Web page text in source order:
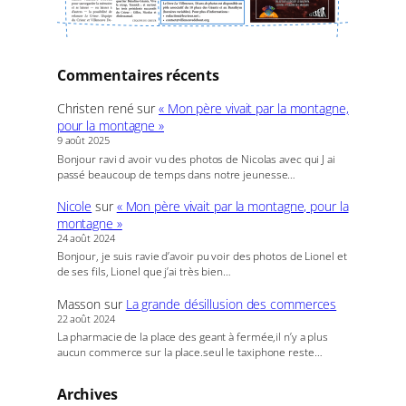
Commentaires récents
Christen rené sur« Mon père vivait par la montagne,
pour la montagne »
9 août 2025
Bonjour ravi d avoir vu des photos de Nicolas avec qui J ai
passé beaucoup de temps dans notre jeunesse…
Nicole sur« Mon père vivait par la montagne, pour la
montagne »
24 août 2024
Bonjour, je suis ravie d’avoir pu voir des photos de Lionel et
de ses fils, Lionel que j’ai très bien…
Masson sur La grande désillusion des commerces
22 août 2024
La pharmacie de la place des geant à fermée,il n’y a plus
aucun commerce sur la place.seul le taxiphone reste…
Archives